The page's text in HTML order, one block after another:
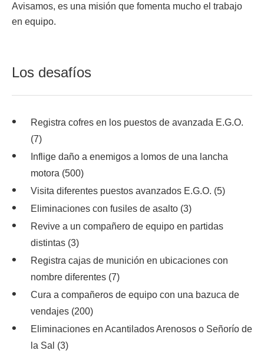
Avisamos, es una misión que fomenta mucho el trabajo
en equipo.
Los desafíos
Registra cofres en los puestos de avanzada E.G.O.
(7)
Inflige daño a enemigos a lomos de una lancha
motora (500)
Visita diferentes puestos avanzados E.G.O. (5)
Eliminaciones con fusiles de asalto (3)
Revive a un compañero de equipo en partidas
distintas (3)
Registra cajas de munición en ubicaciones con
nombre diferentes (7)
Cura a compañeros de equipo con una bazuca de
vendajes (200)
Eliminaciones en Acantilados Arenosos o Señorío de
la Sal (3)